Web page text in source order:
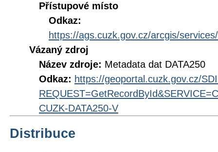
Přístupové místo
Odkaz:
https://ags.cuzk.gov.cz/arcgis/
Vázaný zdroj
Název zdroje: Metadata dat DATA250
Odkaz: https://geoportal.cuzk.gov.cz/
CUZK-DATA250-V
Distribuce